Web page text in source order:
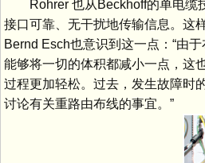
Rohrer 也从Beckhoff的单电缆
接口可靠、无干扰地传输信息。这
Bernd Esch也意识到这一点：“由
能够将一切的体积都减小一点，这
过程更加轻松。过去，发生故障时
讨论有关重路由布线的事宜。”